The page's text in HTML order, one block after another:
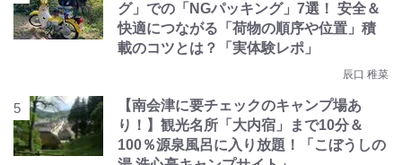
グ」での「NGパッキング」7選！ 安全＆
快適につながる「荷物の順序や位置」積
載のコツとは？「実体験レポ」
辰口 稚菜
【南会津に要チェックのキャンプ場あ
り！】観光名所「大内宿」まで10分＆
100％源泉風呂に入り放題！「こぼうしの